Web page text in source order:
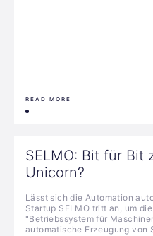
READ MORE
SELMO: Bit für Bit
Unicorn?
Lässt sich die Automation
Startup SELMO tritt an, um
"Betriebssystem für
automatische Erzeugung